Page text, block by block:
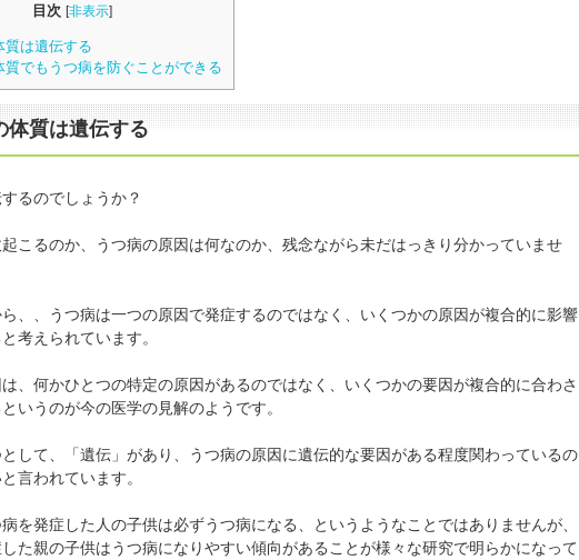
目次 [非表示]
質は遺伝する
質でもうつ病を防ぐことができる
体質は遺伝する
るのでしょうか？
こるのか、うつ病の原因は何なのか、残念ながら未だはっきり分かっていませ
、、うつ病は一つの原因で発症するのではなく、いくつかの原因が複合的に影響
考えられています。
、何かひとつの特定の原因があるのではなく、いくつかの要因が複合的に合わさ
いうのが今の医学の見解のようです。
して、「遺伝」があり、うつ病の原因に遺伝的な要因がある程度関わっているの
言われています。
を発症した人の子供は必ずうつ病になる、というようなことではありませんが、
た親の子供はうつ病になりやすい傾向があることが様々な研究で明らかになって